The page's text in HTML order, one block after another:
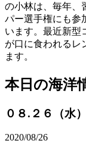
の小林は、毎年、
パー選手権にも参
います。最近新型
が口に食われるレ
ます。
本日の海洋
０８.２６（水
2020/08/26